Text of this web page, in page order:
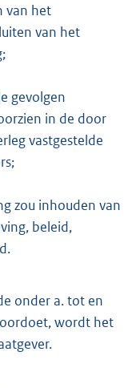
van het
van het
gevolgen
in de door
vastgestelde
zou inhouden van
beleid,
onder a. tot en
wordt het